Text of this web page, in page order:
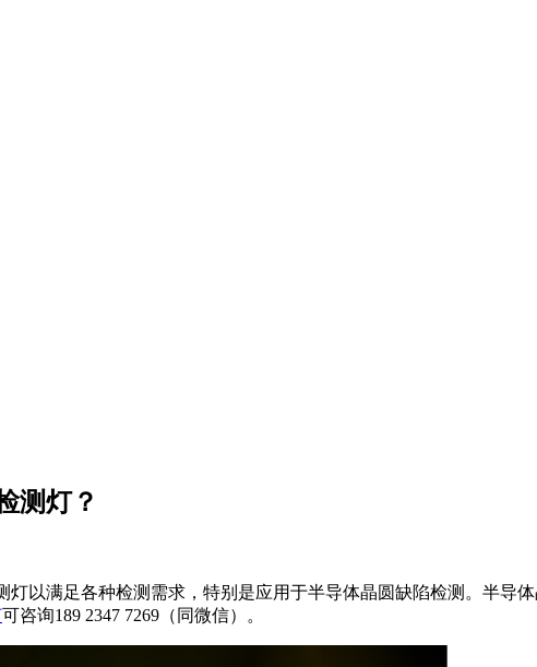
测灯？
以满足各种检测需求，特别是应用于半导体晶圆缺陷检测。半导
可咨询189 2347 7269（同微信）。